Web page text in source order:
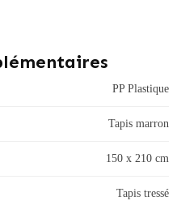
PP Plastique
Tapis marron
150 x 210 cm
Tapis tressé